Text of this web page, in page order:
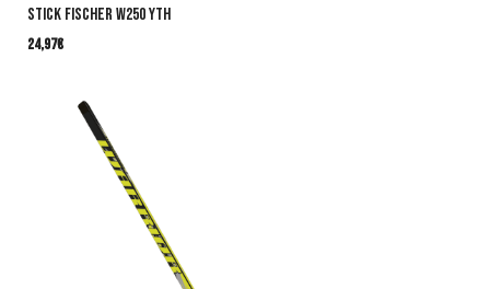
Stick Fischer W250 YTH
24,97€